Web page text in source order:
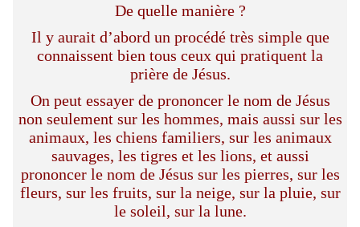
De quelle manière ?
Il y aurait d’abord un procédé très simple que
connaissent bien tous ceux qui pratiquent la
prière de Jésus.
On peut essayer de prononcer le nom de Jésus
non seulement sur les hommes, mais aussi sur les
animaux, les chiens familiers, sur les animaux
sauvages, les tigres et les lions, et aussi
prononcer le nom de Jésus sur les pierres, sur les
fleurs, sur les fruits, sur la neige, sur la pluie, sur
le soleil, sur la lune.